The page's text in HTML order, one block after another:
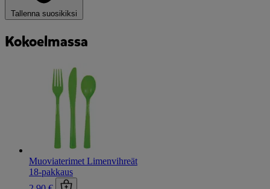
Tallenna suosikiksi
Kokoelmassa
Muoviaterimet Limenvihreät
18-pakkaus